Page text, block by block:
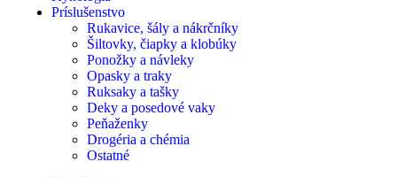
Príslušenstvo
Rukavice, šály a nákrčníky
Šiltovky, čiapky a klobúky
Ponožky a návleky
Opasky a traky
Ruksaky a tašky
Deky a posedové vaky
Peňaženky
Drogéria a chémia
Ostatné